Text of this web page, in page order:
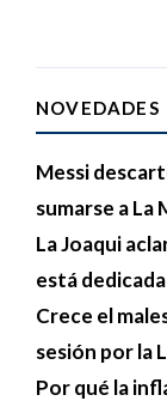
NOVEDADES
Messi
sumarse a La
La Joaqui
está dedicada
Crece el
sesión por la
Por qué la